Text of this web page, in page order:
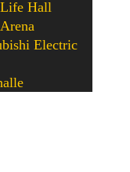
Hall
Electric